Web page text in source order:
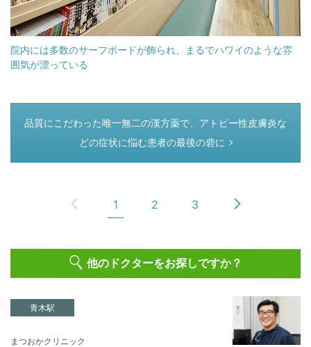
院内には多数のサーフボードが飾られ、まるでハワイのような雰
囲気が漂っている
つぎのページ
品質にこだわった唯一無二の漢方薬で、アトピー性皮膚炎な
どの症状に悩む患者の最後の砦に
1 2 3
他のドクターをお探しですか？
青木駅
まつおかクリニック